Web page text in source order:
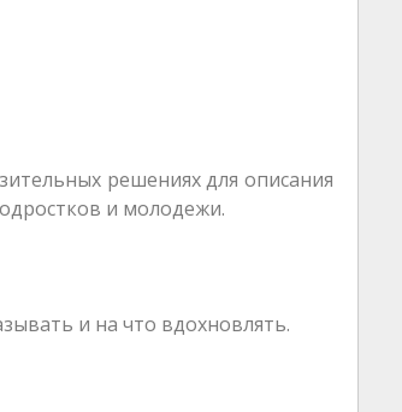
решениях для описания
и молодежи.
и на что вдохновлять.